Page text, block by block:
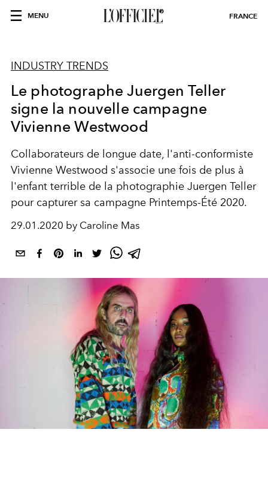
MENU FRANCE
INDUSTRY TRENDS
Le photographe Juergen Teller
signe la nouvelle campagne
Vivienne Westwood
Collaborateurs de longue date, l'anti-conformiste
Vivienne Westwood s'associe une fois de plus à
l'enfant terrible de la photographie Juergen Teller
pour capturer sa campagne Printemps-Été 2020.
29.01.2020 by Caroline Mas